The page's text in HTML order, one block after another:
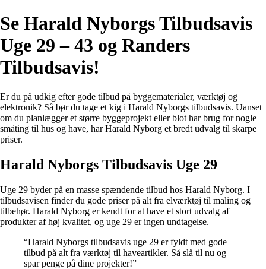
Se Harald Nyborgs Tilbudsavis
Uge 29 – 43 og Randers
Tilbudsavis!
Er du på udkig efter gode tilbud på byggematerialer, værktøj og
elektronik? Så bør du tage et kig i Harald Nyborgs tilbudsavis. Uanset
om du planlægger et større byggeprojekt eller blot har brug for nogle
småting til hus og have, har Harald Nyborg et bredt udvalg til skarpe
priser.
Harald Nyborgs Tilbudsavis Uge 29
Uge 29 byder på en masse spændende tilbud hos Harald Nyborg. I
tilbudsavisen finder du gode priser på alt fra elværktøj til maling og
tilbehør. Harald Nyborg er kendt for at have et stort udvalg af
produkter af høj kvalitet, og uge 29 er ingen undtagelse.
“Harald Nyborgs tilbudsavis uge 29 er fyldt med gode
tilbud på alt fra værktøj til haveartikler. Så slå til nu og
spar penge på dine projekter!”